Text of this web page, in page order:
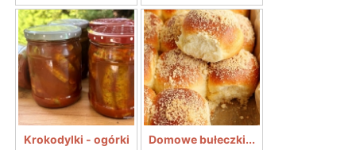
Krokodylki - ogórki
Domowe bułeczki...